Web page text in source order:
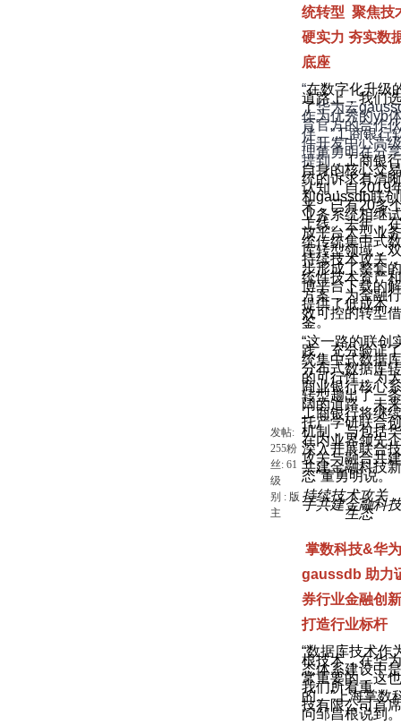
发帖:
255粉
丝: 61
级
别 : 版
主
统转型 聚焦技
硬实力 夯实数
底座
“在数字化升级
道路上，我们
了华为云
作为优秀的yb
育官方的合作伙
伴。”工商银行
件开发中心高
理董勇明在分
提到，工商银
自身的核心交
统的诉求有清
认知，自2019
和gaussdb联
来，已有20多
业务系统相继
上线。去年，
放平台大型业
统传统集中式
库转型领域，
持续技术攻关
步形成了整套
统性技术资产
博平台下载的
方案，为金融
提供了低成本
效可控的转型借
鉴。
“这一路的联创
践，充分验证
统集中式数据
分布式数据库
的可行性，为
商业银行核心
转型趟出了一
阔的道路。未
工商银行将继
托产学研联合
机制，与包括
在内业界领先
深入开展联合
攻关与融合共
共建金融科技
态”董勇明说。
持续技术攻关
手共建金融科
生态
掌数科技&华
gaussdb 助力
券行业金融创新
打造行业标杆
“数据库技术作
根技术，在华
态体系建设中
常重要的，这
我们所看重
的。”上海掌数
技有限公司首
问邹昌根说到。